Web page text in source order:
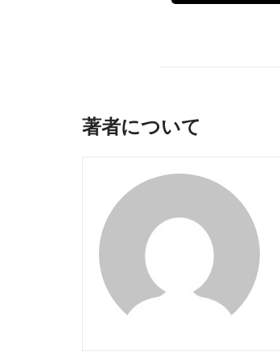
著者について